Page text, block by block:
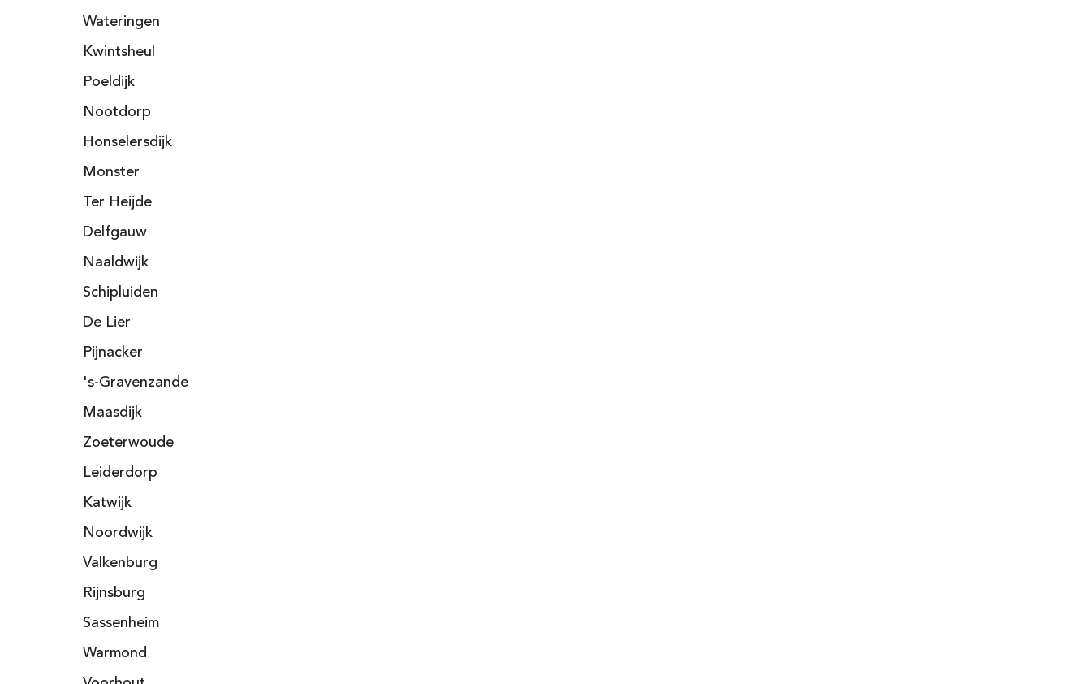
Wateringen
Kwintsheul
Poeldijk
Nootdorp
Honselersdijk
Monster
Ter Heijde
Delfgauw
Naaldwijk
Schipluiden
De Lier
Pijnacker
's-Gravenzande
Maasdijk
Zoeterwoude
Leiderdorp
Katwijk
Noordwijk
Valkenburg
Rijnsburg
Sassenheim
Warmond